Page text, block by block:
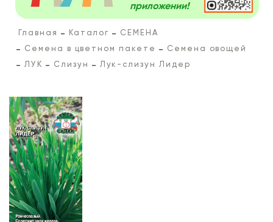
приложении!
Главная Каталог
СЕМЕНА
Семена в цветном пакете
Семена овощей
ЛУК
Слизун Лук-слизун Лидер